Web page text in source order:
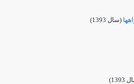
(سال 1393)